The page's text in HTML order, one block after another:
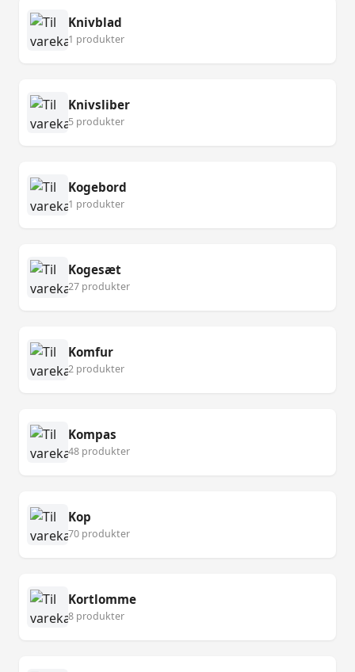
Knivblad
1 produkter
Knivsliber
5 produkter
Kogebord
1 produkter
Kogesæt
27 produkter
Komfur
2 produkter
Kompas
48 produkter
Kop
70 produkter
Kortlomme
8 produkter